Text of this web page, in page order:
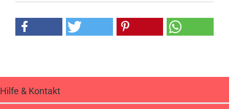
Hilfe & Kontakt